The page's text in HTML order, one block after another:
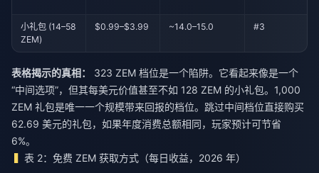
小礼包 (14–58
ZEM)
$0.99–$3.99 ~14.0–15.0 #3
表格揭示的真相：
323 ZEM 档位是一个陷阱。它看起来像是一个
“中间选项”，但其每美元价值甚至不如 128 ZEM 的小礼包。1,000
ZEM 礼包是唯一一个规模带来回报的档位。跳过中间档位直接购买
62.69 美元的礼包，如果年度消费总额相同，玩家预计可节省
6%。
表 2：免费 ZEM 获取方式（每日收益，2026 年）